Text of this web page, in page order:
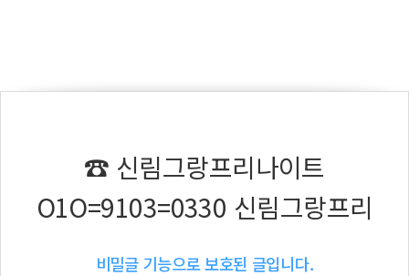
☎ 신림그랑프리나이트
O1O=9103=0330 신림그랑프리
비밀글 기능으로 보호된 글입니다.